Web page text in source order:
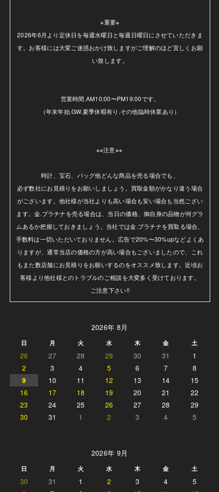
※重要※
2026年6月より定休日を毎週水曜日と毎週日曜日にさせていただきま
す。お客様には大変ご迷惑おかけ致しますがご理解のほど宜しくお願
い致します。
営業時間.AM10:00〜PM19:00です。
（年末年始.GW.夏季休暇有り.その他臨時休業あり）
※※注意※※
時計、宝石、バッグ他どんな商品を売る場合でも、
必ず数社にお見積りをお願いしましょう。買取金額がかなり違う場合
がございます。他社様が当社よりも高い場合も安い場合も当然ござい
ます。金.プラチナを売る場合は、当日の価格、御自身の品物が何グラ
ムあるか把握しておきましょう。当社では金.プラチナを買取る場合、
手数料は一切いただいておりません。広告で20%〜30%upなどよくあ
りますが、通常当店の価格の方が高い場合もございましたので、これ
もまた数店舗にお見積りをお願いするのをオススメ致します。近頃お
客様より他社様とのトラブルのご相談を大変多く受けております。
ご注意下さい!!
2026年 8月
日 月 火 水 木 金 土
26 27 28 29 30 31
1
2
3 4 5 6 7
8
9
10 11 12 13 14
15
16
17 18 19 20 21
22
23
24 25 26 27 28
29
30
31 1 2 3 4 5
2026年 9月
日 月 火 水 木 金 土
30 31 1 2 3 4
5